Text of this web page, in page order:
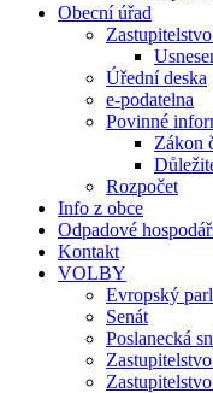
Obecní úřad
Úřední deska
e-podatelna
Povinné
Zákon
Rozpočet
Info z obce
Odpadové
Kontakt
VOLBY
Evropský
Senát
Poslanecká